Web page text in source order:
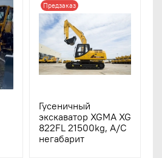
Предзаказ
Гусеничный
экскаватор XGMA XG
822FL 21500kg, A/C
негабарит